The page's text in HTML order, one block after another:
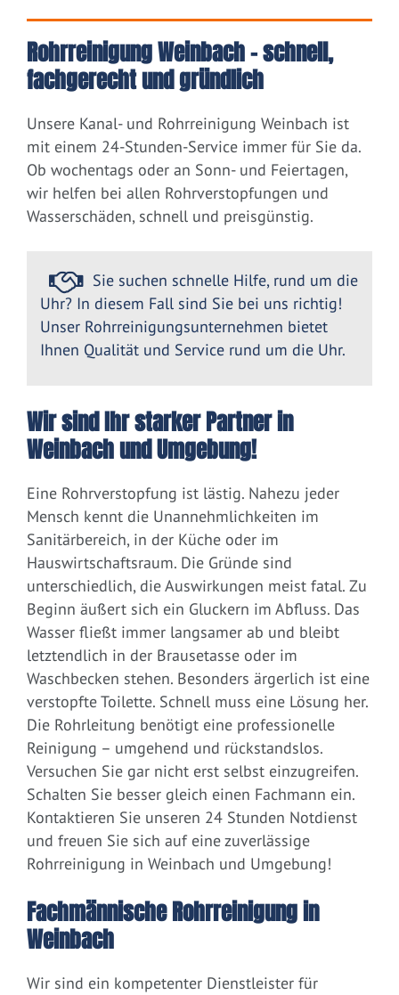
Rohrreinigung Weinbach – schnell,
fachgerecht und gründlich
Unsere Kanal- und Rohrreinigung Weinbach ist
mit einem 24-Stunden-Service immer für Sie da.
Ob wochentags oder an Sonn- und Feiertagen,
wir helfen bei allen Rohrverstopfungen und
Wasserschäden, schnell und preisgünstig.
Sie suchen schnelle Hilfe, rund um die
Uhr? In diesem Fall sind Sie bei uns richtig!
Unser Rohrreinigungsunternehmen bietet
Ihnen Qualität und Service rund um die Uhr.
Wir sind Ihr starker Partner in
Weinbach und Umgebung!
Eine Rohrverstopfung ist lästig. Nahezu jeder
Mensch kennt die Unannehmlichkeiten im
Sanitärbereich, in der Küche oder im
Hauswirtschaftsraum. Die Gründe sind
unterschiedlich, die Auswirkungen meist fatal. Zu
Beginn äußert sich ein Gluckern im Abfluss. Das
Wasser fließt immer langsamer ab und bleibt
letztendlich in der Brausetasse oder im
Waschbecken stehen. Besonders ärgerlich ist eine
verstopfte Toilette. Schnell muss eine Lösung her.
Die Rohrleitung benötigt eine professionelle
Reinigung – umgehend und rückstandslos.
Versuchen Sie gar nicht erst selbst einzugreifen.
Schalten Sie besser gleich einen Fachmann ein.
Kontaktieren Sie unseren 24 Stunden Notdienst
und freuen Sie sich auf eine zuverlässige
Rohrreinigung in Weinbach und Umgebung!
Fachmännische Rohrreinigung in
Weinbach
Wir sind ein kompetenter Dienstleister für